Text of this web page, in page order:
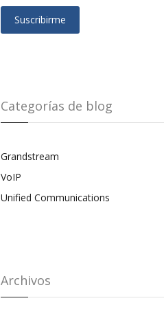
Categorías de blog
Grandstream
VoIP
Unified Communications
Archivos